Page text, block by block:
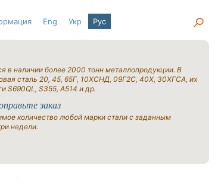
Eng Укр Рус
в наличии более 2000 тонн металлопродукции. В
сталь 20, 45, 65Г, 10ХСНД, 09Г2С, 40Х, 30ХГСА, их
S690QL, S355, A514 и др.
заказ
количество любой марки стали с заданным
недели.